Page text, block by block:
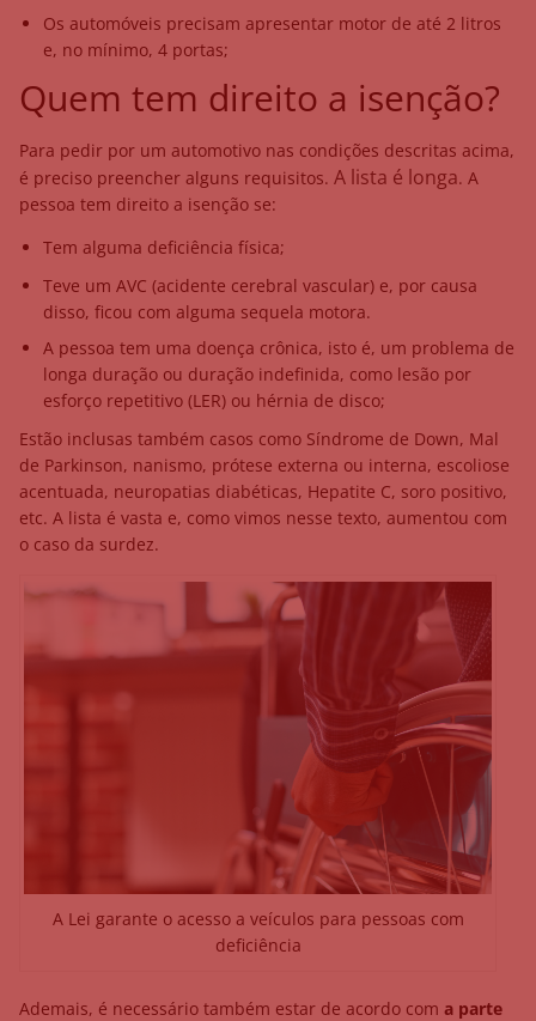
Os automóveis precisam apresentar motor de até 2 litros
e, no mínimo, 4 portas;
Quem tem direito a isenção?
Para pedir por um automotivo nas condições descritas acima,
é preciso preencher alguns requisitos. A lista é longa. A
pessoa tem direito a isenção se:
Tem alguma deficiência física;
Teve um AVC (acidente cerebral vascular) e, por causa
disso, ficou com alguma sequela motora.
A pessoa tem uma doença crônica, isto é, um problema de
longa duração ou duração indefinida, como lesão por
esforço repetitivo (LER) ou hérnia de disco;
Estão inclusas também casos como Síndrome de Down, Mal
de Parkinson, nanismo, prótese externa ou interna, escoliose
acentuada, neuropatias diabéticas, Hepatite C, soro positivo,
etc. A lista é vasta e, como vimos nesse texto, aumentou com
o caso da surdez.
A Lei garante o acesso a veículos para pessoas com
deficiência
Ademais, é necessário também estar de acordo com a parte